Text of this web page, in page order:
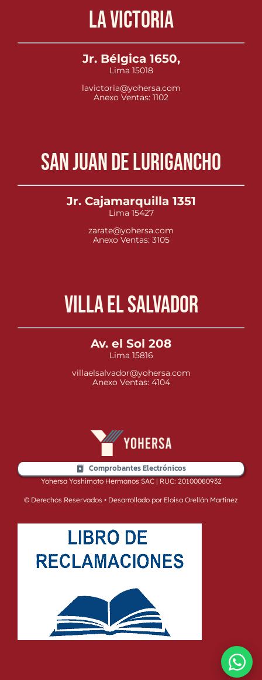
La Victoria
Jr. Bélgica 1650,
Lima 15018
lavictoria@yohersa.com
Anexo Ventas: 1102
San Juan de Lurigancho
Jr. Cajamarquilla 1351
Lima 15427
zarate@yohersa.com
Anexo Ventas: 3105
Villa el Salvador
Av. el Sol 208
Lima 15816
villaelsalvador@yohersa.com
Anexo Ventas: 4104
Comprobantes Electrónicos
Yohersa Yoshimoto Hermanos SAC | RUC: 20100080932
© Derechos Reservados • Desarrollado por Eloisa Orellán Martínez